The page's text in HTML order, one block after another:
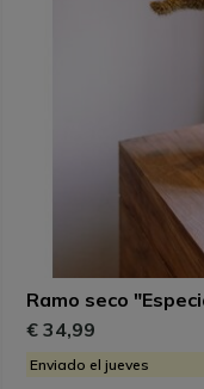
Ramo seco
€ 34,99
Enviado el jueves